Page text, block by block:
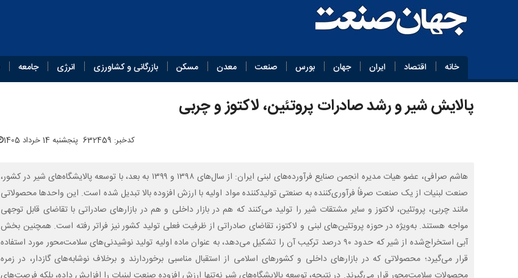
خانه اقتصاد ایران جهان بورس صنعت معدن مسکن بازرگانی و کشاورزی انرژی جامعه
پالایش شیر و رشد صادرات پروتئین، لاکتوز و چربی
کدخبر: 632459 پنجشنبه 14 خرداد 1405
هاشم صرافی، عضو هیات مدیره انجمن صنایع فرآورده‌های لبنی ایران: از سال‌های ۱۳۹۸ و ۱۳۹۹ به بعد، با توسعه پالایشگاه‌های شیر در کشور،
صنعت لبنیات از یک صنعت صرفاً فرآوری‌کننده به صنعتی تولیدکننده مواد اولیه با ارزش افزوده بالا تبدیل شده است. این واحدها محصولاتی
مانند چربی، پروتئین، لاکتوز و سایر مشتقات شیر را تولید می‌کنند که هم در بازار داخلی و هم در بازارهای صادراتی با تقاضای قابل توجهی
مواجه هستند. به‌ویژه در حوزه پروتئین‌های لبنی و لاکتوز، تقاضای صادراتی از ظرفیت فعلی تولید کشور نیز فراتر رفته است. همچنین بخش
آبی استخراج‌شده از شیر که حدود ۹۰ درصد ترکیب آن را تشکیل می‌دهد، به عنوان ماده اولیه تولید نوشیدنی‌های سلامت‌محور مورد استفاده
قرار می‌گیرد؛ محصولاتی که در بازارهای داخلی و کشورهای اسلامی از استقبال مناسبی برخوردارند و برخلاف نوشابه‌های گازدار، در زمره